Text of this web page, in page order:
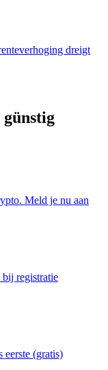
dreigt
günstig
Meld je nu aan
registratie
eerste (gratis)